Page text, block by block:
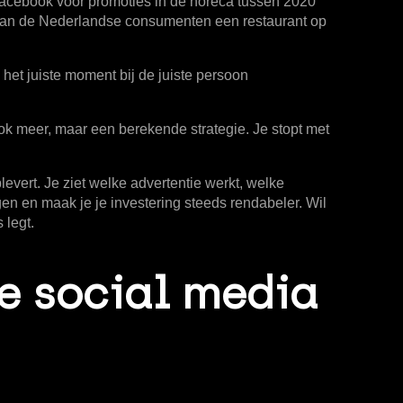
de Nederlandse consumenten een restaurant op
juiste moment bij de juiste persoon
meer, maar een berekende strategie. Je stopt met
Je ziet welke advertentie werkt, welke
en maak je je investering steeds rendabeler. Wil
legt.
social media